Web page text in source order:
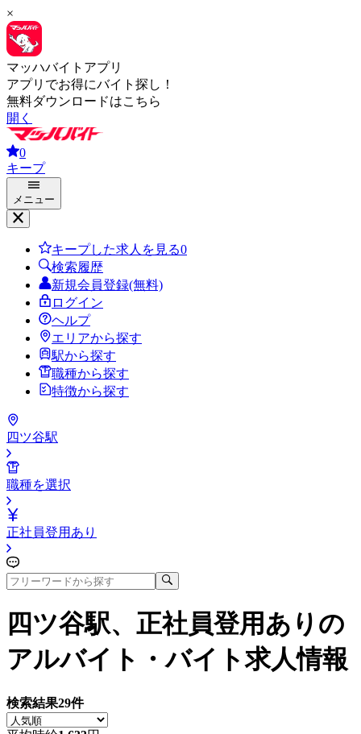
×
マッハバイトアプリ
アプリでお得にバイト探し！
無料ダウンロードはこちら
開く
0
キープ
メニュー
キープした求人を見る0
検索履歴
新規会員登録(無料)
ログイン
ヘルプ
エリアから探す
駅から探す
職種から探す
特徴から探す
四ツ谷駅
職種を選択
正社員登用あり
四ツ谷駅、正社員登用あり の
アルバイト・バイト求人情報
検索結果29件